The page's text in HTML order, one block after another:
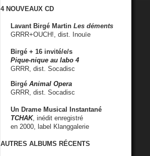
4 NOUVEAUX CD
Lavant Birgé Martin Les déments
GRRR+OUCH!, dist. Inouïe
Birgé + 16 invité/e/s
Pique-nique au labo 4
GRRR, dist. Socadisc
Birgé Animal Opera
GRRR, dist. Socadisc
Un Drame Musical Instantané
TCHAK, inédit enregistré
en 2000, label Klanggalerie
AUTRES ALBUMS RÉCENTS